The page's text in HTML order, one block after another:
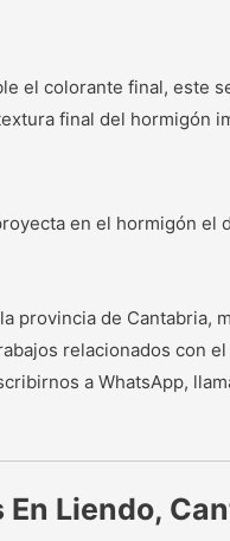
el colorante final, este
final del hormigón
en el hormigón
provincia de Cantabria,
relacionados con
a WhatsApp,
Liendo,